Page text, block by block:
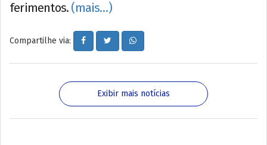
ferimentos. (mais…)
Compartilhe via:
Exibir mais notícias